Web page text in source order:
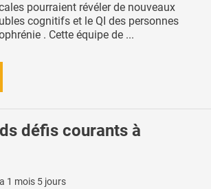
pourraient révéler de nouveaux
cognitifs et le QI des personnes
. Cette équipe de ...
défis courants à
1 mois 5 jours